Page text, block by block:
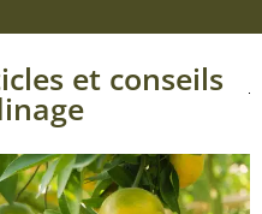
et conseils